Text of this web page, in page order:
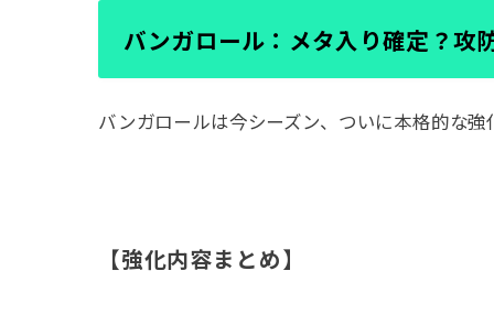
バンガロール：メタ入り確定？攻
バンガロールは今シーズン、ついに本格的な
【強化内容まとめ】